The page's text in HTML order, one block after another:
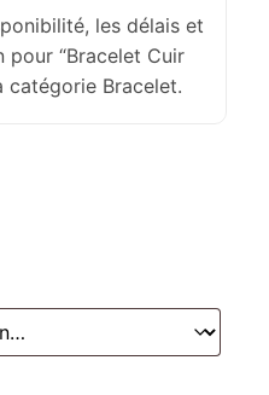
les délais et
“Bracelet Cuir
catégorie Bracelet.